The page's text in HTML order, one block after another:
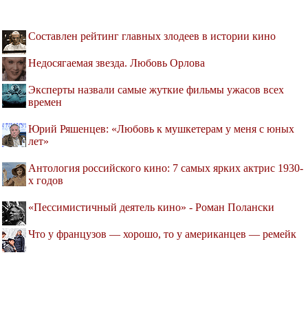
Составлен рейтинг главных злодеев в истории кино
Недосягаемая звезда. Любовь Орлова
Эксперты назвали самые жуткие фильмы ужасов всех
времен
Юрий Ряшенцев: «Любовь к мушкетерам у меня с юных
лет»
Антология российского кино: 7 самых ярких актрис 1930-
х годов
«Пессимистичный деятель кино» - Роман Полански
Что у французов — хорошо, то у американцев — ремейк